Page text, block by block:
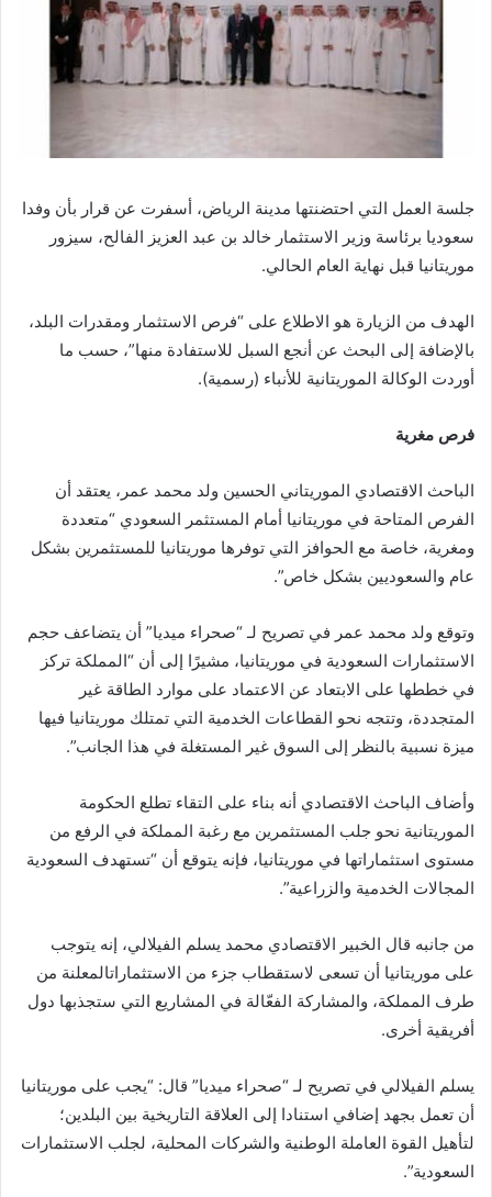
جلسة العمل التي احتضنتها مدينة الرياض، أسفرت عن قرار بأن وفدا
سعوديا برئاسة وزير الاستثمار خالد بن عبد العزيز الفالح، سيزور
موريتانيا قبل نهاية العام الحالي.
الهدف من الزيارة هو الاطلاع على “فرص الاستثمار ومقدرات البلد،
بالإضافة إلى البحث عن أنجع السبل للاستفادة منها”، حسب ما
أوردت الوكالة الموريتانية للأنباء (رسمية).
فرص مغرية
الباحث الاقتصادي الموريتاني الحسين ولد محمد عمر، يعتقد أن
الفرص المتاحة في موريتانيا أمام المستثمر السعودي “متعددة
ومغرية، خاصة مع الحوافز التي توفرها موريتانيا للمستثمرين بشكل
عام والسعوديين بشكل خاص”.
وتوقع ولد محمد عمر في تصريح لـ “صحراء ميديا” أن يتضاعف حجم
الاستثمارات السعودية في موريتانيا، مشيرًا إلى أن “المملكة تركز
في خططها على الابتعاد عن الاعتماد على موارد الطاقة غير
المتجددة، وتتجه نحو القطاعات الخدمية التي تمتلك موريتانيا فيها
ميزة نسبية بالنظر إلى السوق غير المستغلة في هذا الجانب”.
وأضاف الباحث الاقتصادي أنه بناء على التقاء تطلع الحكومة
الموريتانية نحو جلب المستثمرين مع رغبة المملكة في الرفع من
مستوى استثماراتها في موريتانيا، فإنه يتوقع أن “تستهدف السعودية
المجالات الخدمية والزراعية”.
من جانبه قال الخبير الاقتصادي محمد يسلم الفيلالي، إنه يتوجب
على موريتانيا أن تسعى لاستقطاب جزء من الاستثماراتالمعلنة من
طرف المملكة، والمشاركة الفعّالة في المشاريع التي ستجذبها دول
أفريقية أخرى.
يسلم الفيلالي في تصريح لـ “صحراء ميديا” قال: “يجب على موريتانيا
أن تعمل بجهد إضافي استنادا إلى العلاقة التاريخية بين البلدين؛
لتأهيل القوة العاملة الوطنية والشركات المحلية، لجلب الاستثمارات
السعودية”.